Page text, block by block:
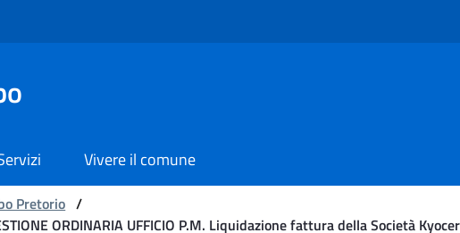
Vivere il comune
Pretorio /
ORDINARIA UFFICIO P.M. Liquidazione fattura della Società